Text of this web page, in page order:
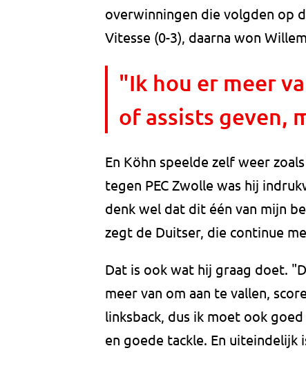
overwinningen die volgden op
Vitesse (0-3), daarna won
"Ik hou er meer
of assists geven,
En Köhn speelde zelf weer
tegen PEC Zwolle was hij
denk wel dat dit één van mijn
zegt de Duitser, die continue
Dat is ook wat hij graag doet.
meer van om aan te vallen,
linksback, dus ik moet ook
en goede tackle. En uiteindelijk